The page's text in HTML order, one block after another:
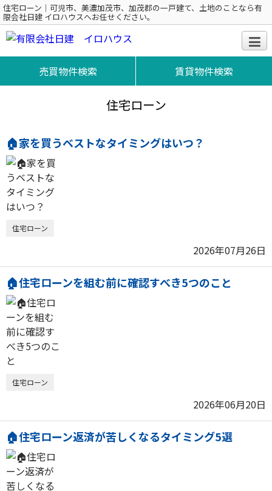
住宅ローン｜可児市、美濃加茂市、加茂郡の一戸建て、土地のことなら有
限会社日建 イロハウスへお任せください。
売買物件検索 賃貸物件検索
住宅ローン
🏠家を買うベストなタイミングはいつ？
住宅ローン
2026年07月26日
🏠住宅ローンを組む前に確認すべき5つのこと
住宅ローン
2026年06月20日
🏠住宅ローン返済が苦しくなるタイミング5選